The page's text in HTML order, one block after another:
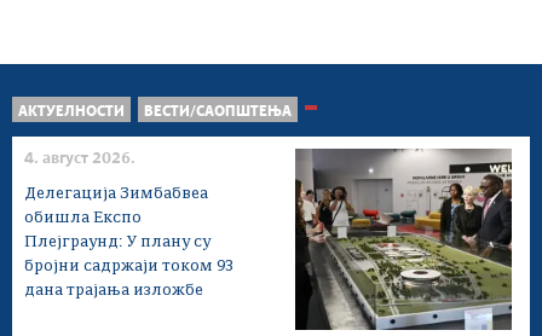
АКТУЕЛНОСТИ ВЕСТИ/САОПШТЕЊА
4. август 2026.
Делегација Зимбабвеа
обишла Експо
Плејграунд: У плану су
бројни садржаји током 93
дана трајања изложбе